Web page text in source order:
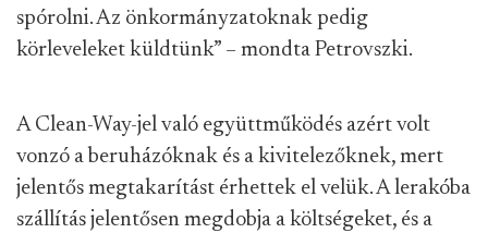
spórolni. Az önkormányzatoknak pedig
körleveleket küldtünk” – mondta Petrovszki.
A Clean-Way-jel való együttműködés azért volt
vonzó a beruházóknak és a kivitelezőknek, mert
jelentős megtakarítást érhettek el velük. A lerakóba
szállítás jelentősen megdobja a költségeket, és a